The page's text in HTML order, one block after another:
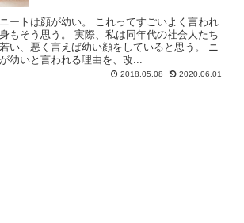
ートは顔が幼い。 これってすごいよく言われ
もそう思う。 実際、私は同年代の社会人たち
い、悪く言えば幼い顔をしていると思う。 ニ
幼いと言われる理由を、改...
2018.05.08 2020.06.01